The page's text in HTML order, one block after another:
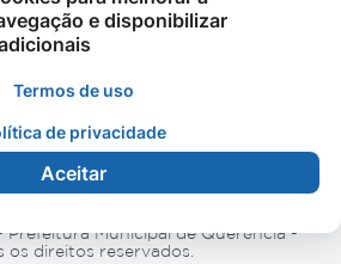
Turismo, Ciência e
Estradas e Rodagens
Municipal de Querência -
os direitos reservados.
e disponibilizar
Termos de uso
de privacidade
Aceitar